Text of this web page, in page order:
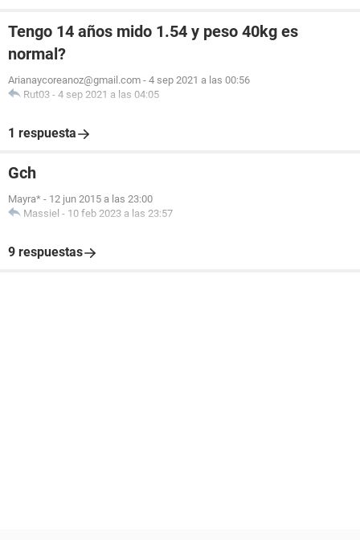
Tengo 14 años mido 1.54 y peso 40kg es
normal?
Arianaycoreanoz@gmail.com - 4 sep 2021 a las 00:56
Rut03 - 4 sep 2021 a las 04:05
1 respuesta
Gch
Mayra* - 12 jun 2015 a las 23:00
Massiel - 10 feb 2023 a las 23:57
9 respuestas